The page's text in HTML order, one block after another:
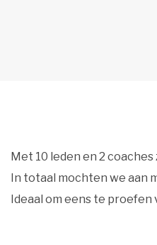
Met 10 leden en 2
In totaal mochten we aan
Ideaal om eens te proefen